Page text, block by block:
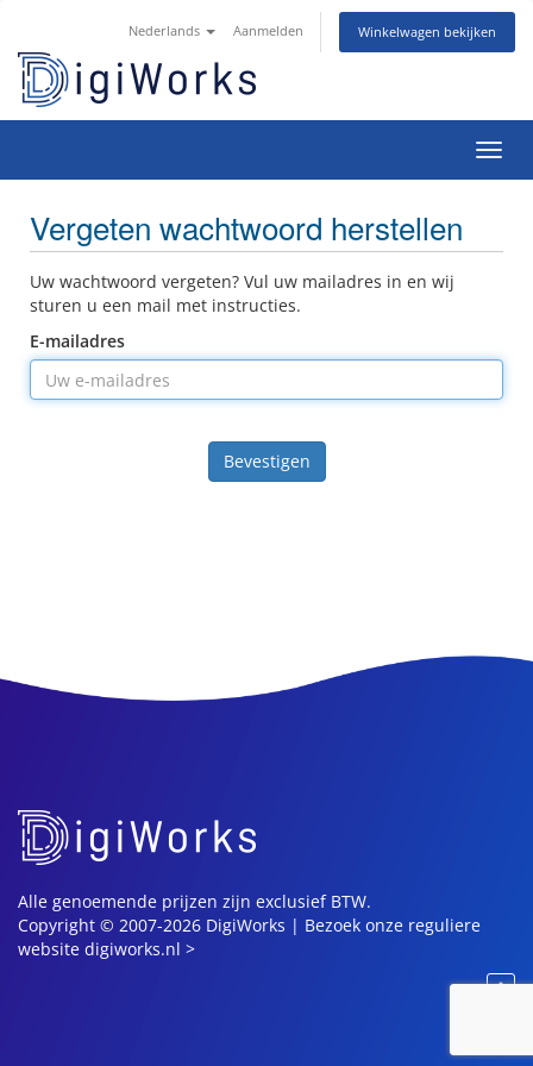
Nederlands Aanmelden Winkelwagen bekijken
Vergeten wachtwoord herstellen
Uw wachtwoord vergeten? Vul uw mailadres in en wij
sturen u een mail met instructies.
E-mailadres
Bevestigen
Alle genoemende prijzen zijn exclusief BTW.
Copyright © 2007-2026 DigiWorks | Bezoek onze reguliere
website digiworks.nl >